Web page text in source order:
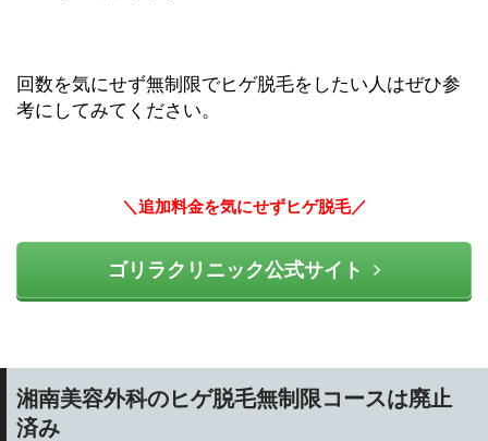
回数を気にせず無制限でヒゲ脱毛をしたい人はぜひ参
考にしてみてください。
＼追加料金を気にせずヒゲ脱毛／
ゴリラクリニック公式サイト
湘南美容外科のヒゲ脱毛無制限コースは廃止
済み